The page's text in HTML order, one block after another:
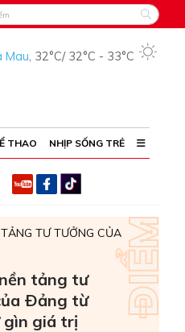
Mau, 32°C/ 32°C - 33°C
THAO NHỊP SỐNG TRẺ
TƯ TƯỞNG CỦA
tảng tư
Ðảng từ
gìn giá trị